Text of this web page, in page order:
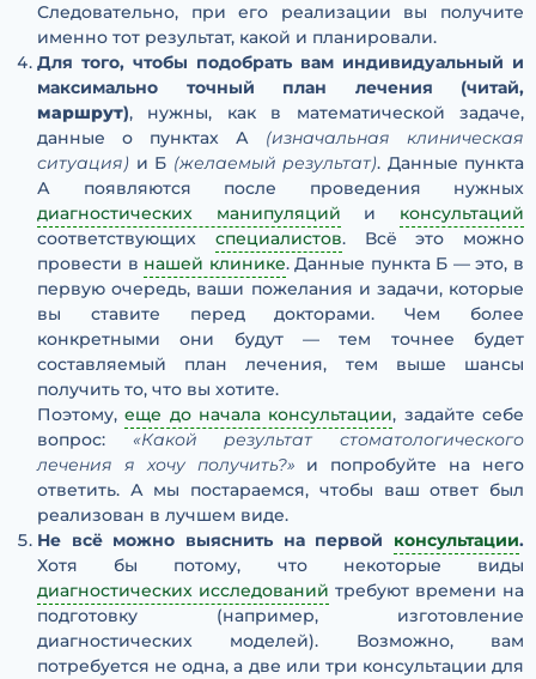
Следовательно, при его реализации вы получите
именно тот результат, какой и планировали.
Для того, чтобы подобрать вам индивидуальный и
максимально точный план лечения (читай,
маршрут), нужны, как в математической задаче,
данные о пунктах А (изначальная клиническая
ситуация) и Б (желаемый результат). Данные пункта
А появляются после проведения нужных
диагностических манипуляций и консультаций
соответствующих специалистов. Всё это можно
провести в нашей клинике. Данные пункта Б — это, в
первую очередь, ваши пожелания и задачи, которые
вы ставите перед докторами. Чем более
конкретными они будут — тем точнее будет
составляемый план лечения, тем выше шансы
получить то, что вы хотите.
Поэтому,еще до начала консультации, задайте себе
вопрос: «Какой результат стоматологического
лечения я хочу получить?» и попробуйте на него
ответить. А мы постараемся, чтобы ваш ответ был
реализован в лучшем виде.
Не всё можно выяснить на первой консультации.
Хотя бы потому, что некоторые виды
диагностических исследований требуют времени на
подготовку (например, изготовление
диагностических моделей). Возможно, вам
потребуется не одна, а две или три консультации для